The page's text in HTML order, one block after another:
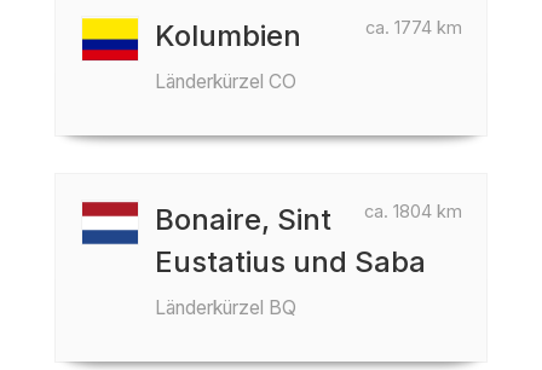
ca. 1774 km
Kolumbien
Länderkürzel CO
ca. 1804 km
Bonaire, Sint
Eustatius und Saba
Länderkürzel BQ